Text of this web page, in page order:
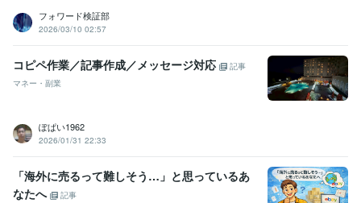
フォワード検証部
2026/03/10 02:57
コピペ作業／記事作成／メッセージ対応
記事
マネー・副業
ぽぱい1962
2026/01/31 22:33
「海外に売るって難しそう…」と思っているあ
なたへ
記事